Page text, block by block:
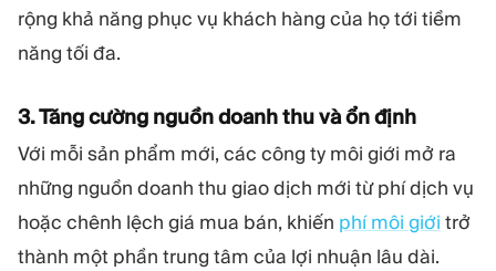
rộng khả năng phục vụ khách hàng của họ tới tiềm
năng tối đa.
3. Tăng cường nguồn doanh thu và ổn định
Với mỗi sản phẩm mới, các công ty môi giới mở ra
những nguồn doanh thu giao dịch mới từ phí dịch vụ
hoặc chênh lệch giá mua bán, khiến phí môi giới trở
thành một phần trung tâm của lợi nhuận lâu dài.